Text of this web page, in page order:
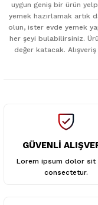
Ürün resmi
Ürün
Ürün bilgilerinde
Ürün fiyatı diğer
uygun geniş bir ürün
yemek hazırlamak
olun, ister evde yemek
her şeyi bulabilirsiniz.
değer katacak.
GÜVENLİ
Lorem ipsum dolor sit
consectetur.